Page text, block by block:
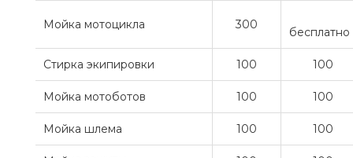
Мойка мотоцикла 300
бесплатно
Стирка экипировки 100 100
Мойка мотоботов 100 100
Мойка шлема 100 100